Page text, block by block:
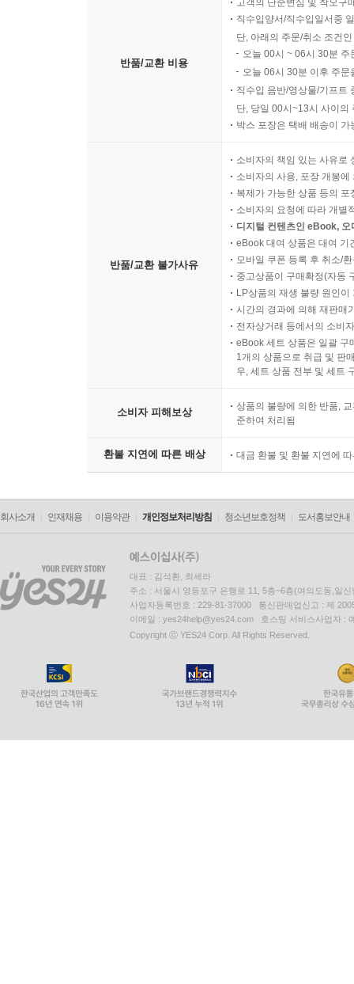
반품/교환 비용
고객의 단순변심 및 착오구
직수입양서/직수입일서중
단, 아래의 주문/취소 조건
오늘 00시 ~ 06시 30분
오늘 06시 30분 이후 주
직수입 음반/영상물/기프트
단, 당일 00시~13시 사이의
박스 포장은 택배 배송이
반품/교환 불가사유
소비자의 책임 있는 사유로
소비자의 사용, 포장 개봉
복제가 가능한 상품 등의
소비자의 요청에 따라 개별
디지털 컨텐츠인 eBook,
eBook 대여 상품은 대여 기
모바일 쿠폰 등록 후 취소/
중고상품이 구매확정(자동
LP상품의 재생 불량 원인
시간의 경과에 의해 재판매
전자상거래 등에서의 소비
eBook 세트 상품은 일괄 구
1개의 상품으로 취급 및 판
우, 세트 상품 전부 및 세트
소비자 피해보상
상품의 불량에 의한 반품,
준하여 처리됨
환불 지연에 따른 배상 대금 환불 및 환불 지연에
회사소개 인재채용 이용약관 개인정보처리방침 청소년보호정책 도서홍보안내
대표 : 김석환, 최세라
주소 : 서울시 영등포구 은행로 11, 5층~6층(여의도동,일신
사업자등록번호 : 229-81-37000 통신판매업신고 : 제
이메일 : yes24help@yes24.com 호스팅 서비스사업자 :
Copyright ⓒ YES24 Corp. All Rights Reserved.